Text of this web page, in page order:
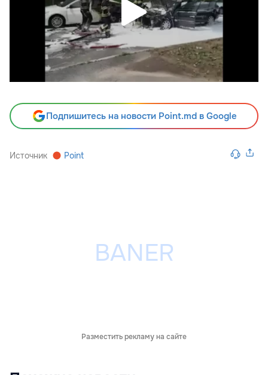
Подпишитесь на новости Point.md в Google
Источник Point
Разместить рекламу на сайте